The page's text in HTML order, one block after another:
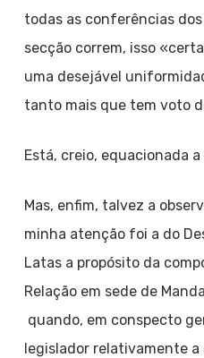
todas as conferências
secção correm, isso
uma desejável
tanto mais que tem voto
Está, creio, equacionada
Mas, enfim, talvez a
minha atenção foi a do
Latas a propósito da
Relação em sede de
quando, em conspecto
legislador relativamente a